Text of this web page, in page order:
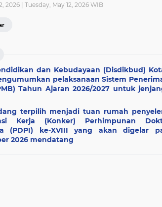
2026 | Tuesday, May 12, 2026 WIB
dan Kebudayaan (Disdikbud)
pelaksanaan Sistem
Tahun Ajaran 2026/2027 untuk
terpilih menjadi tuan rumah
Kerja (Konker) Perhimpunan
(PDPI) ke-XVIII yang akan digelar
2026 mendatang